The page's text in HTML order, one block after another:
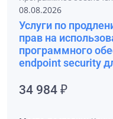
08.08.2026
Услуги по
прав на
программного
endpoint security
34 984 ₽